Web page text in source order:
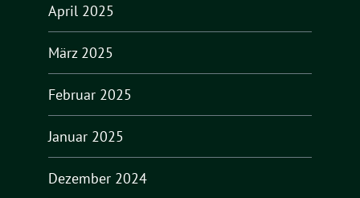
April 2025
März 2025
Februar 2025
Januar 2025
Dezember 2024